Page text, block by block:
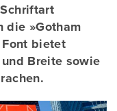
die »Gotham
bietet
Breite sowie